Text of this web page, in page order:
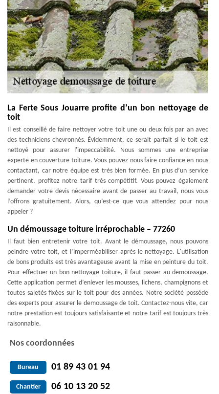
La Ferte Sous Jouarre profite d’un bon nettoyage de
toit
Il est conseillé de faire nettoyer votre toit une ou deux fois par an avec
des techniciens chevronnés. Évidemment, ce serait parfait si le toit est
nettoyé pour assurer l'impeccabilité. Nous sommes une entreprise
experte en couverture toiture. Vous pouvez nous faire confiance en nous
contactant, car notre équipe est très bien formée. En plus d’un service
pertinent, profitez notre tarif très compétitif. Vous pouvez également
demander votre devis nécessaire avant de passer au travail, nous vous
l’offrons gratuitement. Alors, qu’est-ce que vous attendez pour nous
appeler ?
Un démoussage toiture irréprochable – 77260
Il faut bien entretenir votre toit. Avant le démoussage, nous pouvons
peindre votre toit, et l’imperméabiliser après le nettoyage. L'utilisation
de bons produits est très avantageuse avant la mise en peinture du toit.
Pour effectuer un bon nettoyage toiture, il faut passer au demoussage.
Cette application permet d’enlever les mousses, lichens, champignons et
toutes saletés fixées sur le toit pour des années. Notre société possède
des experts pour assurer le demoussage de toit. Contactez-nous vite, car
notre prestation est toujours satisfaisante et notre tarif est toujours très
raisonnable.
Nos coordonnées
Bureau 01 89 43 01 94
Chantier 06 10 13 20 52